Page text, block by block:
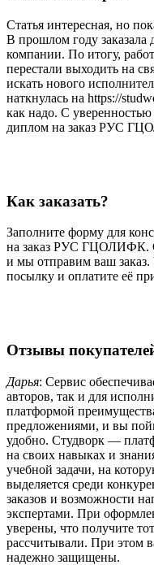
Статья интересная, но
В прошлом году
компании. По итогу,
перестали выходить на
искать нового
наткнулась на https://
как надо. С
диплом на заказ РУС
Как заказать?
Заполните форму для
на заказ РУС ГЦОЛИФК.
и мы отправим ваш
посылку и оплатите её
Отзывы
Дарья: Сервис
авторов, так и для
платформой
предложениями, и вы
удобно. Студворк —
на своих навыках и
учебной задачи, на
выделяется среди
заказов и возможности
экспертами. При
уверены, что получите
рассчитывали. При этом
надежно защищены.